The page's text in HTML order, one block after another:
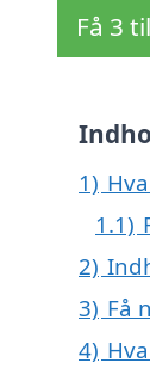
Få 3
1)
1.1)
2)
3) Få
4)